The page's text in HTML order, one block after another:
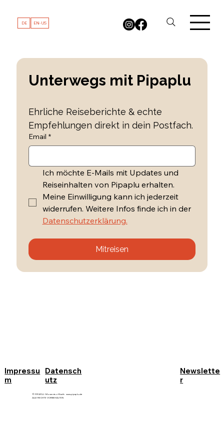
DE EN-US
Ehrliche Reiseberichte & echte
Empfehlungen direkt in dein Postfach.
Email *
Ich möchte E-Mails mit Updates und
Reiseinhalten von Pipaplu erhalten.
Meine Einwilligung kann ich jederzeit
widerrufen. Weitere Infos finde ich in der
Datenschutzerklärung.
Mitreisen
Impressu
m
Datensch
utz
© PIPAPLU - Moments of Earth www.pipaplu.de
ALLE RECHTE VORBEHALTEN
Newslette
r